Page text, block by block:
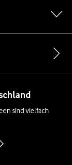
sind vielfach